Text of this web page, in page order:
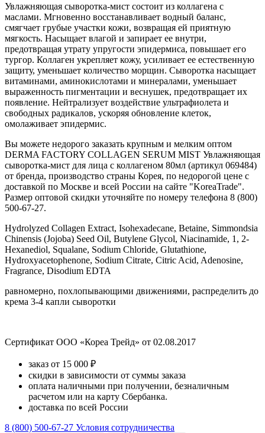
Увлажняющая сыворотка-мист состоит из коллагена с
маслами. Мгновенно восстанавливает водный баланс,
смягчает грубые участки кожи, возвращая ей приятную
мягкость. Насыщает влагой и запирает ее внутри,
предотвращая утрату упругости эпидермиса, повышает его
тургор. Коллаген укрепляет кожу, усиливает ее естественную
защиту, уменьшает количество морщин. Сыворотка насыщает
витаминами, аминокислотами и минералами, уменьшает
выраженность пигментации и веснушек, предотвращает их
появление. Нейтрализует воздействие ультрафиолета и
свободных радикалов, ускоряя обновление клеток,
омолаживает эпидермис.
Вы можете недорого заказать крупным и мелким оптом
DERMA FACTORY COLLAGEN SERUM MIST Увлажняющая
сыворотка-мист для лица с коллагеном 80мл (артикул 069484)
от бренда, производство страны Корея, по недорогой цене с
доставкой по Москве и всей России на сайте "KoreaTrade".
Размер оптовой скидки уточняйте по номеру телефона 8 (800)
500-67-27.
Hydrolyzed Collagen Extract, Isohexadecane, Betaine, Simmondsia
Chinensis (Jojoba) Seed Oil, Butylene Glycol, Niacinamide, 1, 2-
Hexanediol, Squalane, Sodium Chloride, Glutathione,
Hydroxyacetophenone, Sodium Citrate, Citric Acid, Adenosine,
Fragrance, Disodium EDTA
равномерно, похлопывающими движениями, распределить до
крема 3-4 капли сыворотки
Сертификат ООО «Кореа Трейд» от 02.08.2017
заказ от 15 000 ₽
скидки в зависимости от суммы заказа
оплата наличными при получении, безналичным
расчетом или на карту Сбербанка.
доставка по всей России
8 (800) 500-67-27 Условия сотрудничества